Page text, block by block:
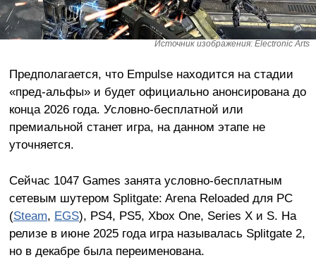
Источник изображения: Electronic Arts
Предполагается, что Empulse находится на стадии
«пред-альфы» и будет официально анонсирована до
конца 2026 года. Условно-бесплатной или
премиальной станет игра, на данном этапе не
уточняется.
Сейчас 1047 Games занята условно-бесплатным
сетевым шутером Splitgate: Arena Reloaded для PC
(Steam, EGS), PS4, PS5, Xbox One, Series X и S. На
релизе в июне 2025 года игра называлась Splitgate 2,
но в декабре была переименована.